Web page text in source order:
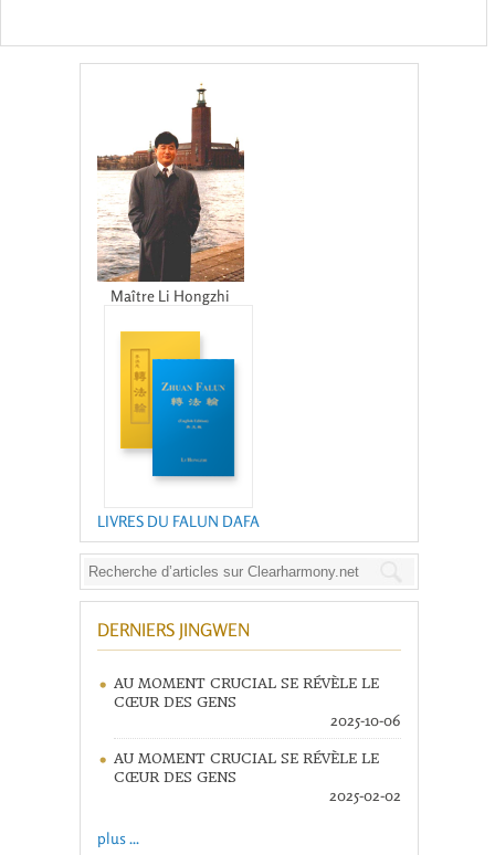
Maître Li Hongzhi
LIVRES DU FALUN DAFA
DERNIERS JINGWEN
AU MOMENT CRUCIAL SE RÉVÈLE LE
CŒUR DES GENS
2025-10-06
AU MOMENT CRUCIAL SE RÉVÈLE LE
CŒUR DES GENS
2025-02-02
plus ...